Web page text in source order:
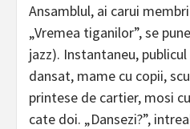
Ansamblul, ai carui
„Vremea tiganilor”, se
jazz). Instantaneu,
dansat, mame cu copii,
printese de cartier, mosi
cate doi. „Dansezi?”,